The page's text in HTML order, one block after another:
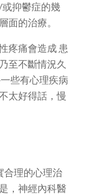
抑鬱症的幾
面的治療。
疼痛會造成 患
至不斷情況久
些有心理疾病
太好得話，慢
合理的心理治
，神經內科醫